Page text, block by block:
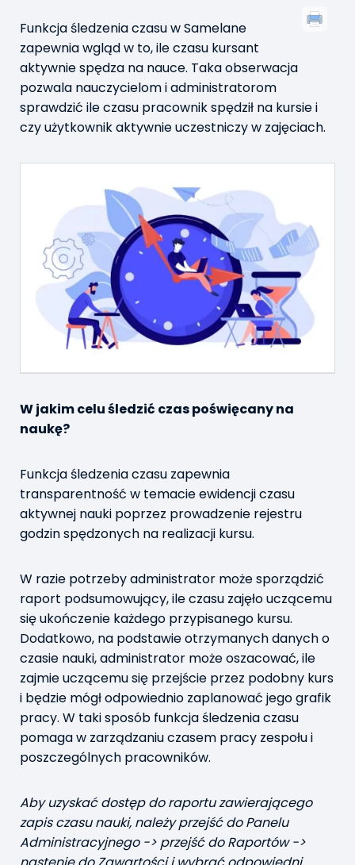
Funkcja śledzenia czasu w Samelane
zapewnia wgląd w to, ile czasu kursant
aktywnie spędza na nauce. Taka obserwacja
pozwala nauczycielom i administratorom
sprawdzić ile czasu pracownik spędził na kursie i
czy użytkownik aktywnie uczestniczy w zajęciach.
W jakim celu śledzić czas poświęcany na
naukę?
Funkcja śledzenia czasu zapewnia
transparentność w temacie ewidencji czasu
aktywnej nauki poprzez prowadzenie rejestru
godzin spędzonych na realizacji kursu.
W razie potrzeby administrator może sporządzić
raport podsumowujący, ile czasu zajęło uczącemu
się ukończenie każdego przypisanego kursu.
Dodatkowo, na podstawie otrzymanych danych o
czasie nauki, administrator może oszacować, ile
zajmie uczącemu się przejście przez podobny kurs
i będzie mógł odpowiednio zaplanować jego grafik
pracy. W taki sposób funkcja śledzenia czasu
pomaga w zarządzaniu czasem pracy zespołu i
poszczególnych pracowników.
Aby uzyskać dostęp do raportu zawierającego
zapis czasu nauki, należy przejść do Panelu
Administracyjnego -> przejść do Raportów ->